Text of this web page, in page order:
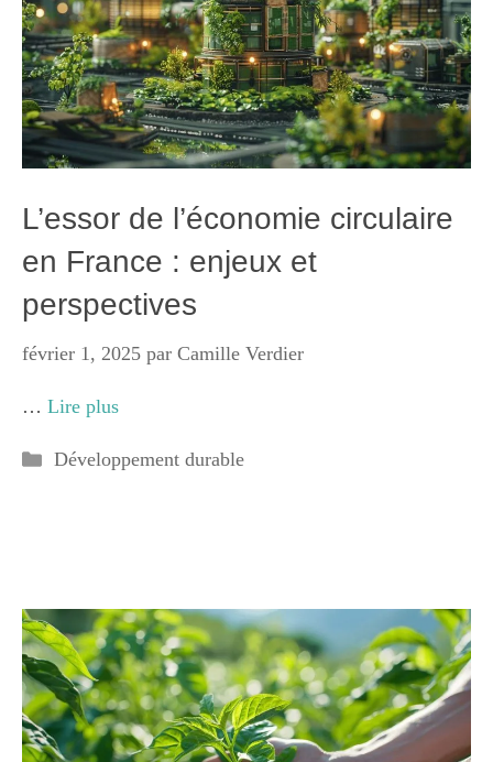
L’essor de l’économie circulaire
en France : enjeux et
perspectives
février 1, 2025 par Camille Verdier
… Lire plus
Catégories
Développement durable